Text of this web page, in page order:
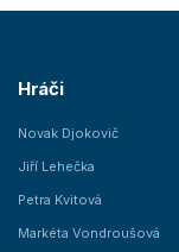
Hráči
Novak Djokovič
Jiří Lehečka
Petra Kvitová
Markéta Vondroušová